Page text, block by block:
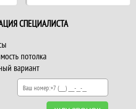
СПЕЦИАЛИСТА
потолка
вариант